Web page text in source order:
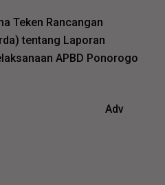
Teken Rancangan
tentang Laporan
APBD Ponorogo
Adv